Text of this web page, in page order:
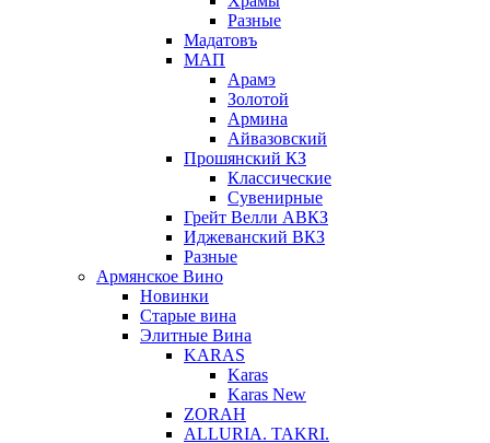
Разные
Мадатовъ
МАП
Арамэ
Золотой
Армина
Айвазовский
Прошянский КЗ
Классические
Сувенирные
Грейт Велли АВКЗ
Иджеванский ВКЗ
Разные
Армянское Вино
Новинки
Старые вина
Элитные Вина
KARAS
Karas
Karas New
ZORAH
ALLURIA. TAKRI.